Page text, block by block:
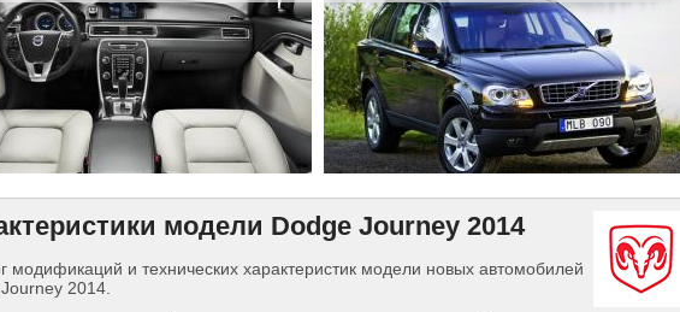
модели Dodge Journey 2014
модификаций и технических характеристик модели новых автомобилей
2014.